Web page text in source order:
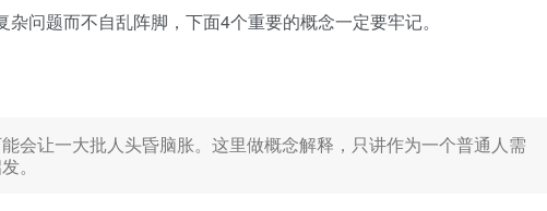
问题而不自乱阵脚，下面4个重要的概念一定要牢记。
会让一大批人头昏脑胀。这里做概念解释，只讲作为一个普通人需
。